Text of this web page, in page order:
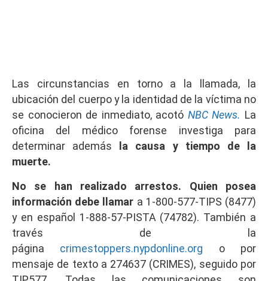
Las circunstancias en torno a la llamada, la
ubicación del cuerpo y la identidad de la víctima no
se conocieron de inmediato, acotó NBC News. La
oficina del médico forense investiga para
determinar además
la causa y tiempo de la
muerte.
No se han realizado arrestos. Quien posea
información debe llamar a 1-800-577-TIPS (8477)
y en español 1-888-57-PISTA (74782). También a
través de la
página crimestoppers.nypdonline.org o por
mensaje de texto a 274637 (CRIMES), seguido por